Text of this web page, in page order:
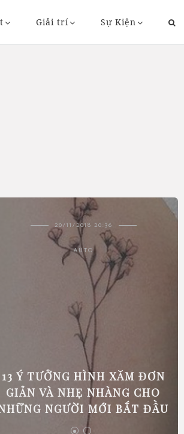
Giải trí Sự Kiện
20/11/2018 20:36
AUTO
13 Ý TƯỞNG HÌNH XĂM ĐƠN
GIẢN VÀ NHẸ NHÀNG CHO
NGƯỜI MỚI BẮT ĐẦU